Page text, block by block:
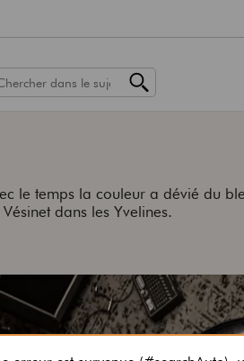
le temps la couleur a dévié du
dans les Yvelines.